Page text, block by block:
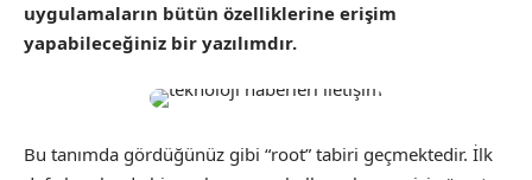
uygulamaların bütün özelliklerine erişim
yapabileceğiniz bir yazılımdır.
Bu tanımda gördüğünüz gibi “root” tabiri geçmektedir. İlk